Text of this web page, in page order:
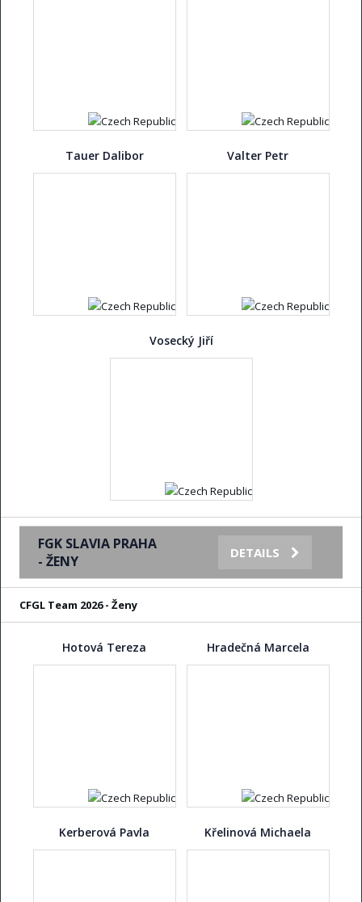
Tauer Dalibor Valter Petr
Vosecký Jiří
FGK SLAVIA PRAHA
- ŽENY
DETAILS
CFGL Team 2026 - Ženy
Hotová Tereza Hradečná Marcela
Kerberová Pavla Křelinová Michaela